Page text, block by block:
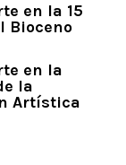
en la 15
Bioceno
en la
la
Artística